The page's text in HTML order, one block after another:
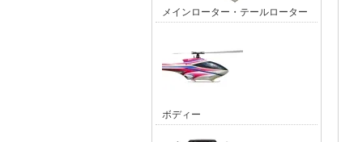
メインローター・テールローター
ボディー